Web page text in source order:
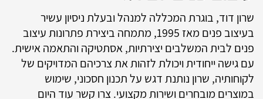
שרון דוד, בוגרת המכללה למנהל ובעלת ניסיון עשיר
בעיצוב פנים מאז 1995, מתמחה ביצירת פתרונות עיצוב
פנים לבית המשלבים יצירתיות, אסתטיקה והתאמה אישית.
עם גישה ייחודית ויכולת לזהות את צרכיהם המדויקים של
לקוחותיה, שרון נותנת דגש על תכנון חסכוני, שימוש
במוצרים מובחרים ושירות מקצועי. צרו קשר עוד היום